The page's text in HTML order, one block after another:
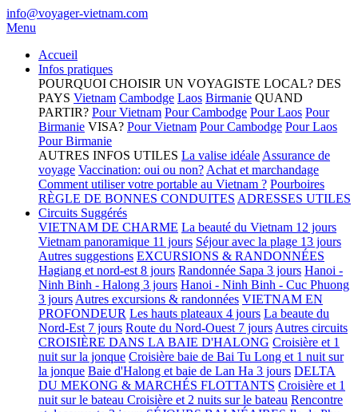
info@voyager-vietnam.com
Menu
Accueil
Infos pratiques
POURQUOI CHOISIR UN VOYAGISTE LOCAL? DES
PAYS Vietnam Cambodge Laos Birmanie QUAND
PARTIR? Pour Vietnam Pour Cambodge Pour Laos Pour
Birmanie VISA? Pour Vietnam Pour Cambodge Pour Laos
Pour Birmanie
AUTRES INFOS UTILES La valise idéale Assurance de
voyage Vaccination: oui ou non? Achat et marchandage
Comment utiliser votre portable au Vietnam ? Pourboires
RÈGLE DE BONNES CONDUITES ADRESSES UTILES
Circuits Suggérés
VIETNAM DE CHARME La beauté du Vietnam 12 jours
Vietnam panoramique 11 jours Séjour avec la plage 13 jours
Autres suggestions EXCURSIONS & RANDONNÉES
Hagiang et nord-est 8 jours Randonnée Sapa 3 jours Hanoi -
Ninh Binh - Halong 3 jours Hanoi - Ninh Binh - Cuc Phuong
3 jours Autres excursions & randonnées VIETNAM EN
PROFONDEUR Les hauts plateaux 4 jours La beaute du
Nord-Est 7 jours Route du Nord-Ouest 7 jours Autres circuits
CROISIÈRE DANS LA BAIE D'HALONG Croisière et 1
nuit sur la jonque Croisière baie de Bai Tu Long et 1 nuit sur
la jonque Baie d'Halong et baie de Lan Ha 3 jours DELTA
DU MEKONG & MARCHÉS FLOTTANTS Croisière et 1
nuit sur le bateau Croisière et 2 nuits sur le bateau Rencontre